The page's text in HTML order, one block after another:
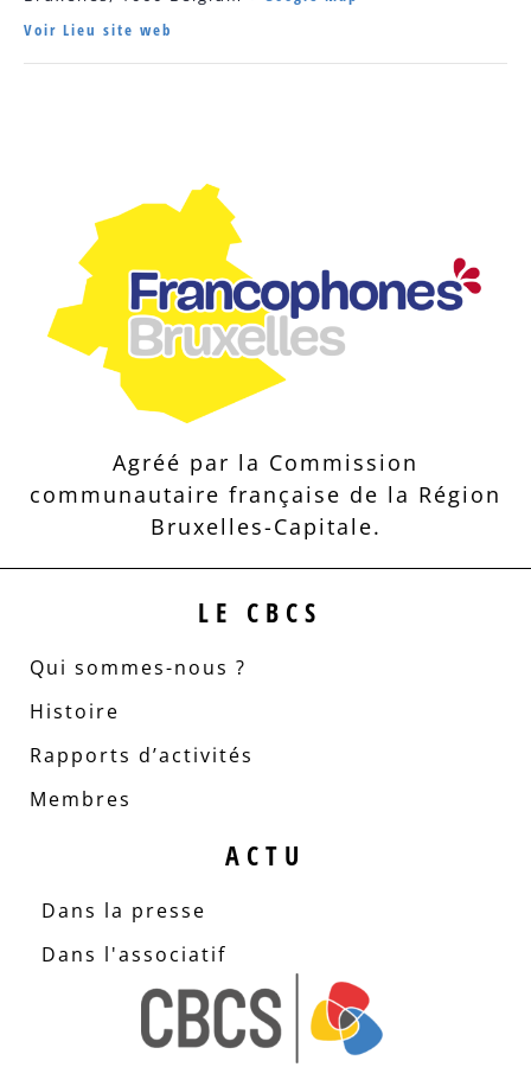
Voir Lieu site web
Agréé par la Commission
communautaire française de la Région
Bruxelles-Capitale.
LE CBCS
Qui sommes-nous ?
Histoire
Rapports d’activités
Membres
ACTU
Dans la presse
Dans l'associatif